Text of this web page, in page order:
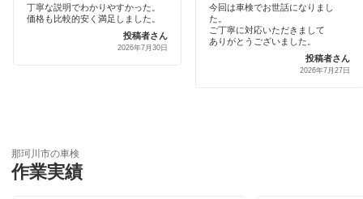
小郡市
嘉穂郡
クレジットカードOK
ハイブリッド車OK
閉じる
丁寧な説明でわかりやすかった。
価格も比較的安く満足しました。
投稿者さん
2026年7月30日
今回は車検でお世話になりまし
た。
ご丁寧に対応いただきまして
ありがとうございました。
投稿者さん
2026年7月27日
那珂川市の車検
作業実績